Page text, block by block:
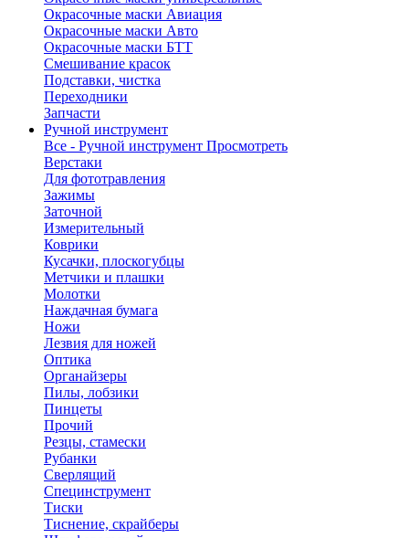
Окрасочные маски Авиация
Окрасочные маски Авто
Окрасочные маски БТТ
Смешивание красок
Подставки, чистка
Переходники
Запчасти
Ручной инструмент
Все - Ручной инструмент Просмотреть
Верстаки
Для фототравления
Зажимы
Заточной
Измерительный
Коврики
Кусачки, плоскогубцы
Метчики и плашки
Молотки
Наждачная бумага
Ножи
Лезвия для ножей
Оптика
Органайзеры
Пилы, лобзики
Пинцеты
Прочий
Резцы, стамески
Рубанки
Сверлящий
Специнструмент
Тиски
Тиснение, скрайберы